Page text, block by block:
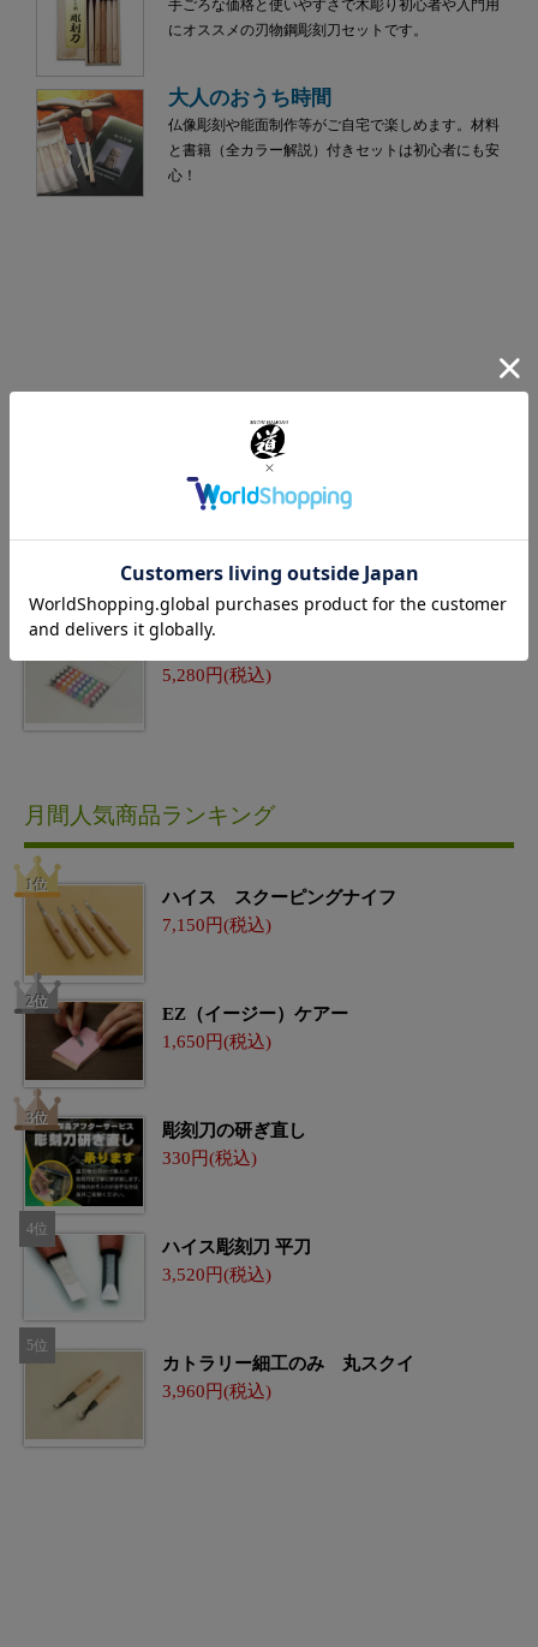
手ごろな価格と使いやすさで木彫り初心者や入門用
にオススメの刃物鋼彫刻刀セットです。
大人のおうち時間
仏像彫刻や能面制作等がご自宅で楽しめます。材料
と書籍（全カラー解説）付きセットは初心者にも安
心！
5,280
月間人気商品ランキング
ハイス スクーピングナイフ
7,150
EZ（イージー）ケアー
1,650
彫刻刀の研ぎ直し
330
ハイス彫刻刀 平刀
3,520
カトラリー細工のみ 丸スクイ
3,960